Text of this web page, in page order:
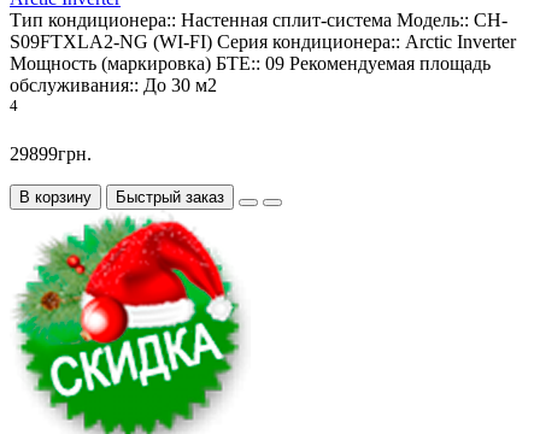
Тип кондиционера:: Настенная сплит-система Модель:: CH-
S09FTXLA2-NG (WI-FI) Серия кондиционера:: Arctic Inverter
Мощность (маркировка) БТЕ:: 09 Рекомендуемая площадь
обслуживания:: До 30 м2
4
29899грн.
В корзину Быстрый заказ